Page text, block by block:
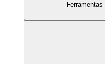
Ferramentas